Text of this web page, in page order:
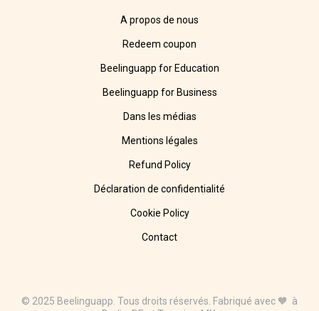
A propos de nous
Redeem coupon
Beelinguapp for Education
Beelinguapp for Business
Dans les médias
Mentions légales
Refund Policy
Déclaration de confidentialité
Cookie Policy
Contact
© 2025 Beelinguapp. Tous droits réservés. Fabriqué avec 🧡 à